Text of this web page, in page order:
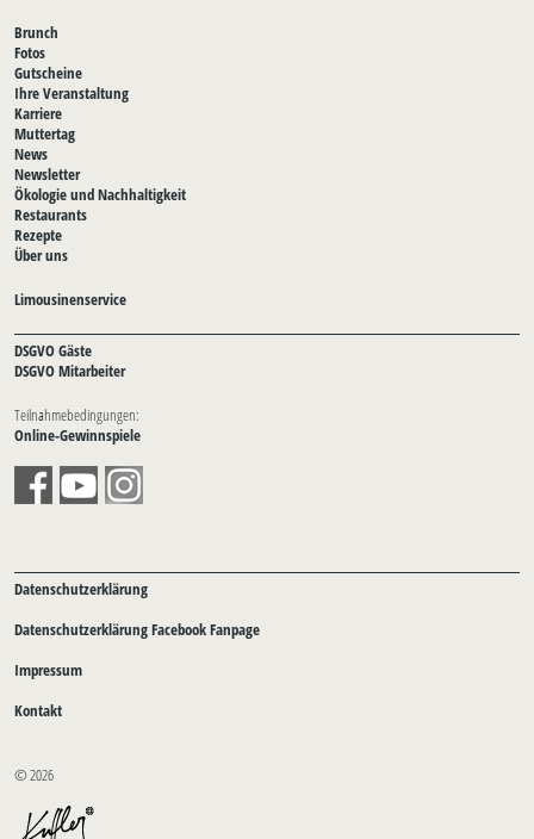
Brunch
Fotos
Gutscheine
Ihre Veranstaltung
Karriere
Muttertag
News
Newsletter
Ökologie und Nachhaltigkeit
Restaurants
Rezepte
Über uns
Limousinenservice
DSGVO Gäste
DSGVO Mitarbeiter
Teilnahmebedingungen:
Online-Gewinnspiele
Datenschutzerklärung
Datenschutzerklärung Facebook Fanpage
Impressum
Kontakt
© 2026